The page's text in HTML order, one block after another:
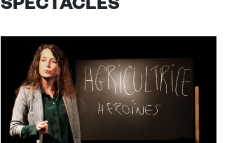
SPECTACLES